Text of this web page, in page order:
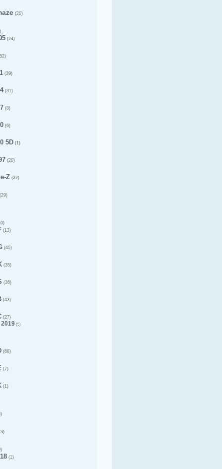
(20)
(24)
(39)
(31)
(8)
(6)
5D (1)
(20)
Z (22)
(29)
(13)
(45)
(35)
(36)
(43)
(27)
(5)
(68)
(7)
(1)
(1)